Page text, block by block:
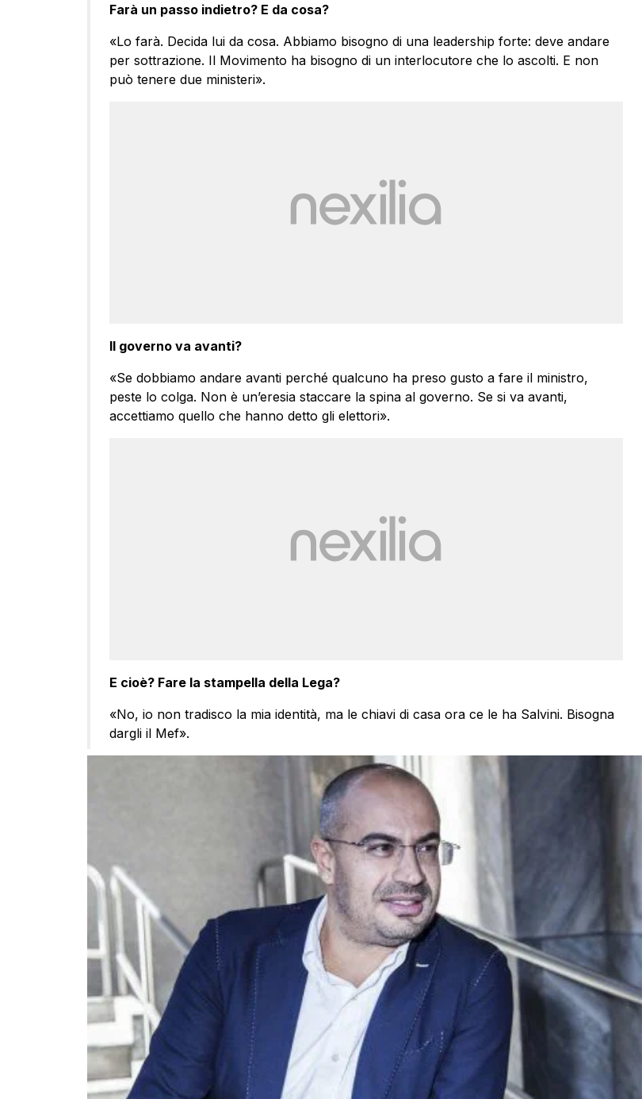
Farà un passo indietro? E da cosa?
«Lo farà. Decida lui da cosa. Abbiamo bisogno di una leadership forte: deve andare
per sottrazione. Il Movimento ha bisogno di un interlocutore che lo ascolti. E non
può tenere due ministeri».
Il governo va avanti?
«Se dobbiamo andare avanti perché qualcuno ha preso gusto a fare il ministro,
peste lo colga. Non è un’eresia staccare la spina al governo. Se si va avanti,
accettiamo quello che hanno detto gli elettori».
E cioè? Fare la stampella della Lega?
«No, io non tradisco la mia identità, ma le chiavi di casa ora ce le ha Salvini. Bisogna
dargli il Mef».